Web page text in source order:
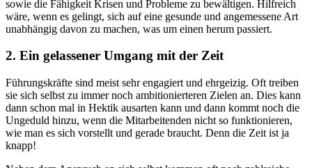
sowie die Fähigkeit Krisen und Probleme zu bewältigen. Hilfreich
wäre, wenn es gelingt, sich auf eine gesunde und angemessene Art
unabhängig davon zu machen, was um einen herum passiert.
2. Ein gelassener Umgang mit der Zeit
Führungskräfte sind meist sehr engagiert und ehrgeizig. Oft treiben
sie sich selbst zu immer noch ambitionierteren Zielen an. Dies kann
dann schon mal in Hektik ausarten kann und dann kommt noch die
Ungeduld hinzu, wenn die Mitarbeitenden nicht so funktionieren,
wie man es sich vorstellt und gerade braucht. Denn die Zeit ist ja
knapp!